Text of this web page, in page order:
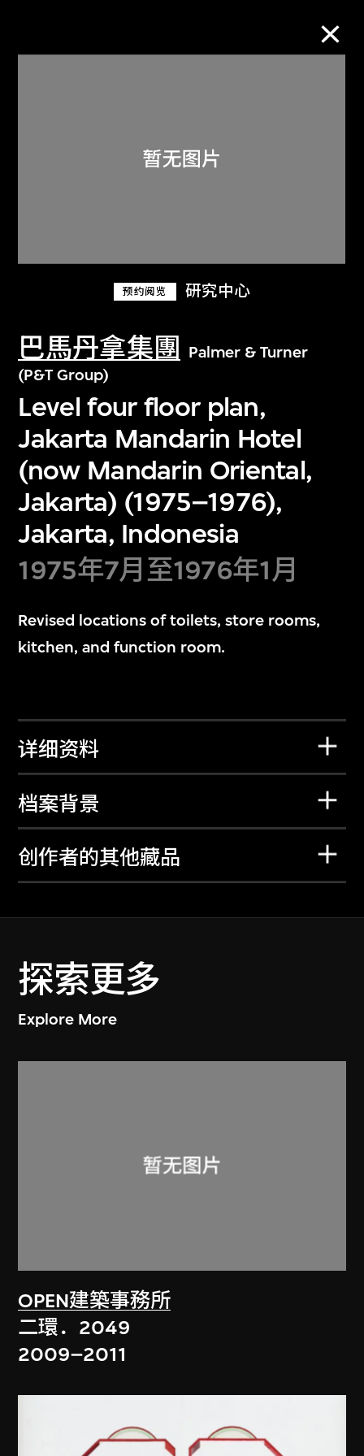
预约阅览 研究中心
巴馬丹拿集團
Palmer & Turner
(P&T Group)
Level four floor plan,
Jakarta Mandarin Hotel
(now Mandarin Oriental,
Jakarta) (1975–1976),
Jakarta, Indonesia
1975年7月至1976年1月
Revised locations of toilets, store rooms,
kitchen, and function room.
详细资料
档案背景
创作者的其他藏品
探索更多
Explore More
OPEN建築事務所
二環．2049
2009–2011
关于M+藏品
探索世界顶级的二十及二十一世纪视觉
文化藏品。